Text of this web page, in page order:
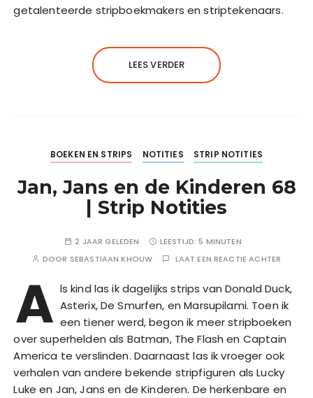
getalenteerde stripboekmakers en striptekenaars.
LEES VERDER
BOEKEN EN STRIPS NOTITIES STRIP NOTITIES
Jan, Jans en de Kinderen 68
| Strip Notities
2 JAAR GELEDEN LEESTIJD:5 MINUTEN
DOOR SEBASTIAAN KHOUW LAAT EEN REACTIE ACHTER
A ls kind las ik dagelijks strips van Donald Duck,
Asterix, De Smurfen, en Marsupilami. Toen ik
een tiener werd, begon ik meer stripboeken
over superhelden als Batman, The Flash en Captain
America te verslinden. Daarnaast las ik vroeger ook
verhalen van andere bekende stripfiguren als Lucky
Luke en Jan, Jans en de Kinderen. De herkenbare en